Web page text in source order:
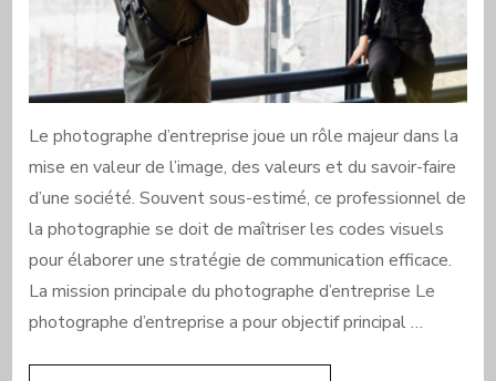
Le photographe d’entreprise joue un rôle majeur dans la
mise en valeur de l’image, des valeurs et du savoir-faire
d’une société. Souvent sous-estimé, ce professionnel de
la photographie se doit de maîtriser les codes visuels
pour élaborer une stratégie de communication efficace.
La mission principale du photographe d’entreprise Le
photographe d’entreprise a pour objectif principal …